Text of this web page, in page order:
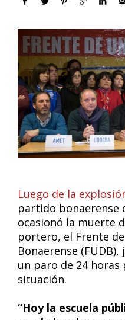
Luego de la
partido bonaerense
ocasionó la muerte
portero, el Frente
Bonaerense
un paro de 24
situación.
“Hoy la escuela